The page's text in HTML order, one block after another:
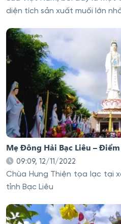
diện tích sản xuất muối lớn
Mẹ Đông Hải Bạc Liêu –
09:09, 12/11/2022
Chùa Hưng Thiện tọa lạc tại
tỉnh Bạc Liêu